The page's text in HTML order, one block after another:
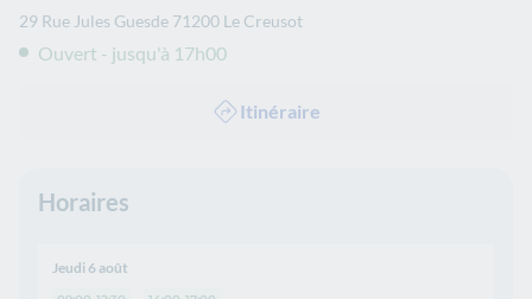
29 Rue Jules Guesde 71200 Le Creusot
Ouvert - jusqu'à 17h00
Itinéraire
Horaires
Jeudi 6 août